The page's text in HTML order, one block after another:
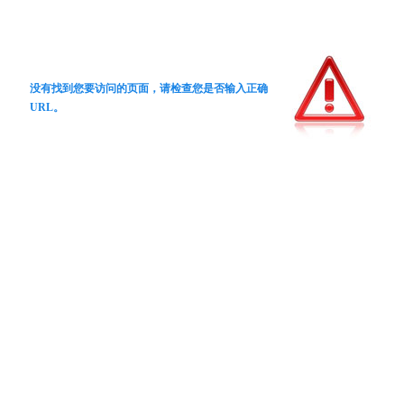
没有找到您要访问的页面，请检查您是否输入正确
URL。